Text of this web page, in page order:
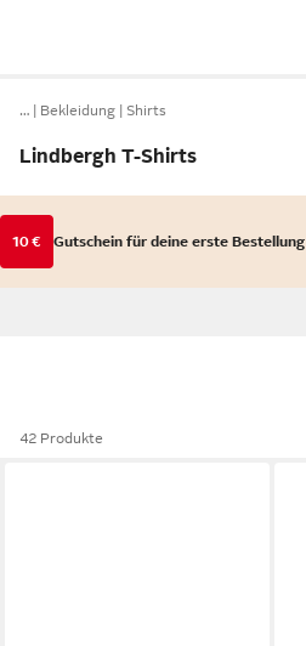
… Bekleidung Shirts
Lindbergh T-Shirts
10 € Gutschein für deine erste Bestellung
42 Produkte